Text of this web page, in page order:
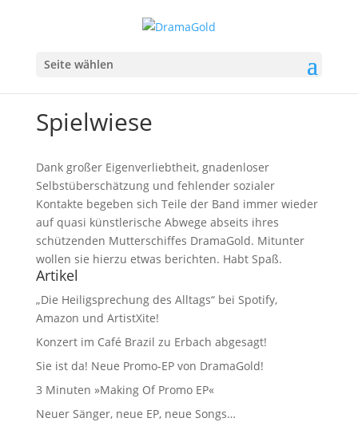
Seite wählen
Spielwiese
Dank großer Eigenverliebtheit, gnadenloser
Selbstüberschätzung und fehlender sozialer
Kontakte begeben sich Teile der Band immer wieder
auf quasi künstlerische Abwege abseits ihres
schützenden Mutterschiffes DramaGold. Mitunter
wollen sie hierzu etwas berichten. Habt Spaß.
Artikel
„Die Heiligsprechung des Alltags“ bei Spotify,
Amazon und ArtistXite!
Konzert im Café Brazil zu Erbach abgesagt!
Sie ist da! Neue Promo-EP von DramaGold!
3 Minuten »Making Of Promo EP«
Neuer Sänger, neue EP, neue Songs…